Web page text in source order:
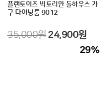
플랜토이즈 빅토리안 돌하우스 가
구 다이닝룸 9012
35,000원 24,900원
29%